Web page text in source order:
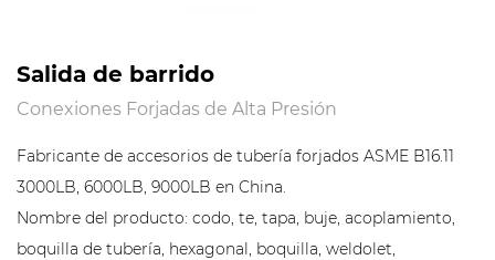
Salida de barrido
Conexiones Forjadas de Alta Presión
Fabricante de accesorios de tubería forjados ASME B16.11
3000LB, 6000LB, 9000LB en China.
Nombre del producto: codo, te, tapa, buje, acoplamiento,
boquilla de tubería, hexagonal, boquilla, weldolet,